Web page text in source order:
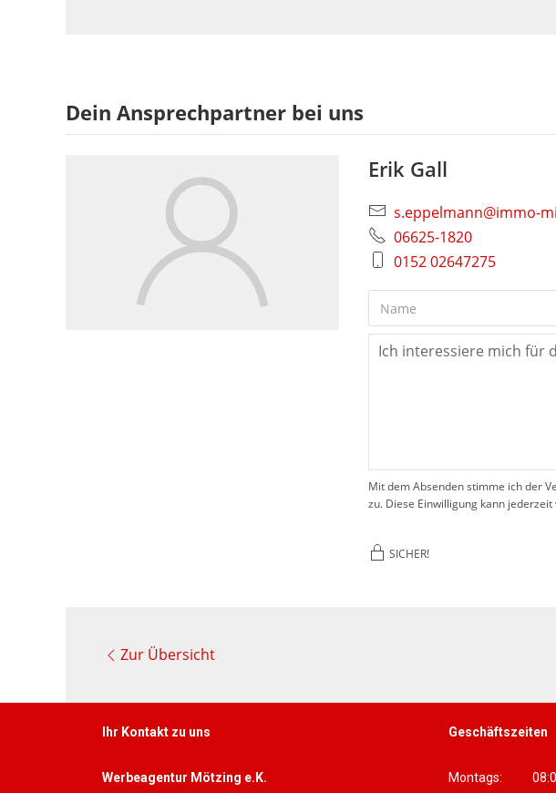
Dein Ansprechpartner bei uns
Erik Gall
s.eppelmann@immo-
06625-1820
0152 02647275
Mit dem Absenden stimme ich der
zu. Diese Einwilligung kann
SICHER!
Zur Übersicht
Ihr Kontakt zu uns
Werbeagentur Mötzing e.K.
Geschäftszeiten
Montags: 08:00